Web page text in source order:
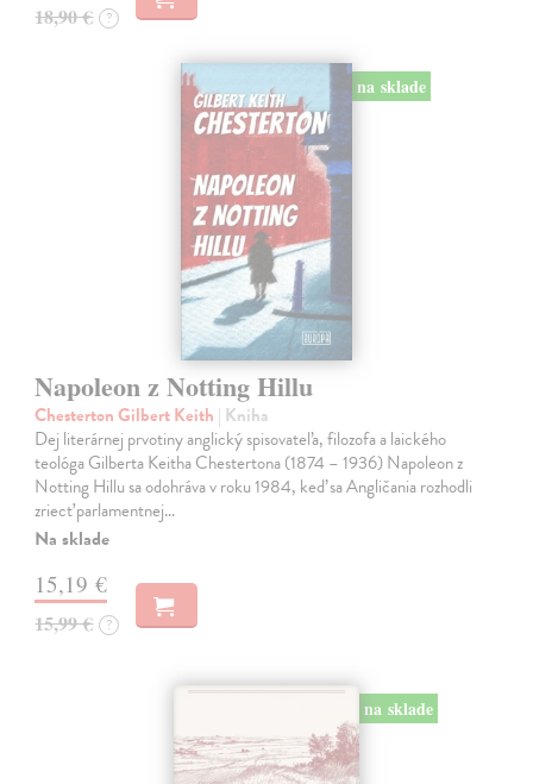
18,90 € ?
na sklade
Napoleon z Notting Hillu
Chesterton Gilbert Keith | Kniha
Dej literárnej prvotiny anglický spisovateľa, filozofa a laického
teológa Gilberta Keitha Chestertona (1874 – 1936) Napoleon z
Notting Hillu sa odohráva v roku 1984, keď sa Angličania rozhodli
zriecť parlamentnej…
Na sklade
15,19 €
15,99 € ?
na sklade